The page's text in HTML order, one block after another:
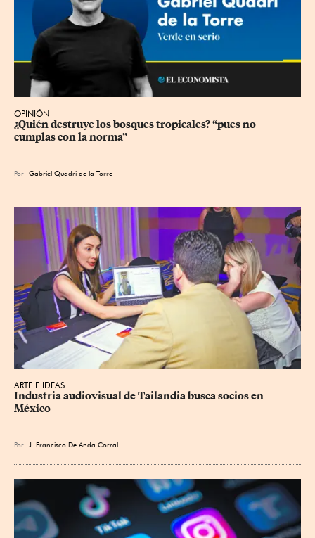
OPINIÓN
¿Quién destruye los bosques tropicales? “pues no
cumplas con la norma”
Por Gabriel Quadri de la Torre
ARTE E IDEAS
Industria audiovisual de Tailandia busca socios en
México
Por J. Francisco De Anda Corral